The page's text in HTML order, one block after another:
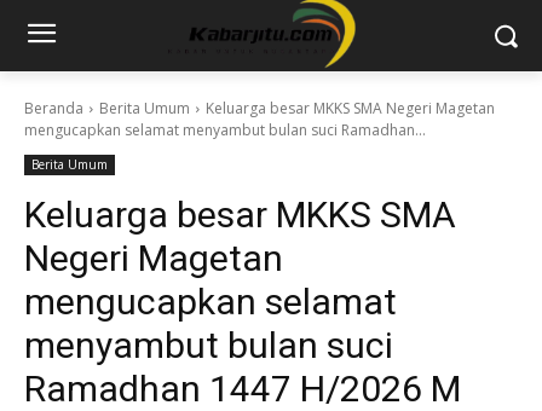
Beranda Berita Umum
Keluarga besar MKKS SMA Negeri Magetan
mengucapkan selamat menyambut bulan suci Ramadhan...
Berita Umum
Keluarga besar MKKS SMA
Negeri Magetan
mengucapkan selamat
menyambut bulan suci
Ramadhan 1447 H/2026 M